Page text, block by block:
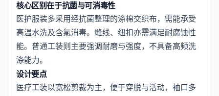
核心区别在于抗菌与可消毒性
医护服装多采用经抗菌整理的涤棉交织布，需能承受
高温水洗及含氯消毒。缝线、纽扣亦需满足耐腐蚀性
能。普通工装则主要强调耐磨与强度，不具备高频洗
涤能力。
设计要点
医疗工装以宽松剪裁为主，便于穿脱与活动，袖口多